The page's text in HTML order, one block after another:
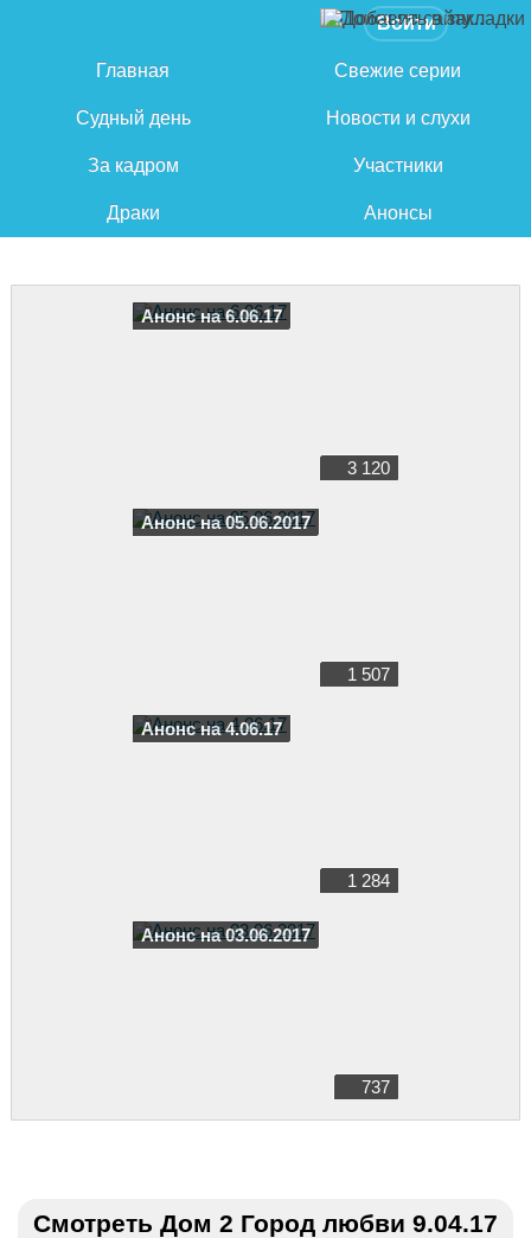
Войти
Главная Свежие серии
Судный день Новости и слухи
За кадром Участники
Драки Анонсы
Анонс на 6.06.17
3 120
Анонс на 05.06.2017
1 507
Анонс на 4.06.17
1 284
Анонс на 03.06.2017
737
Смотреть Дом 2 Город любви 9.04.17